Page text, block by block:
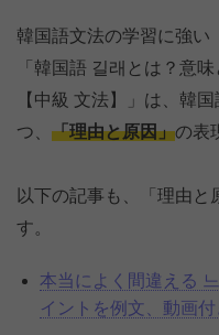
韓国語文法の学習に強い
「韓国語 길래とは？意
【中級 文法】」は、韓
つ、 「理由と原因」の表
以下の記事も、「理由と
す。
本当によく間違える
イントを例文、動画